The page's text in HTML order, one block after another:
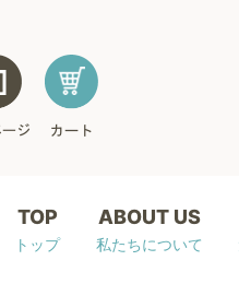
TOP
トップ
ABOUT US
私たちについて